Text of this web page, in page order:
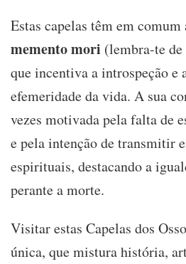
Estas capelas têm em comum
memento mori (lembra-te
que incentiva a introspeção e
efemeridade da vida. A sua
vezes motivada pela falta de
e pela intenção de transmitir
espirituais, destacando a
perante a morte.
Visitar estas Capelas dos
única, que mistura história,